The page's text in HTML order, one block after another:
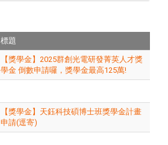
標題
【獎學金】2025群創光電研發菁英人才獎
學金 倒數申請囉，獎學金最高125萬!
【獎學金】天鈺科技碩博士班獎學金計畫
申請(逕寄)